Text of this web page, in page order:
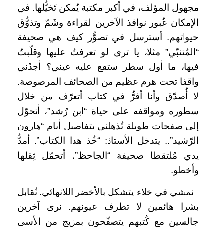
مجهول المؤلف، في أكبر مكتبة يُمكن تَخيُّلها. في
الإمكان عُبور نوافذ الآخرين لقراءة وشَمّ وتذوُّق
حيواتهم. أسترسل في تصوُّر كيف هي صحيفة
“المُتنبّي” مثلا، يا ترى لو تعرفتُ عليها وقلّبتُ
فيها، ما أول سطر ستقع عليه عيني؟ أجدُني
واقفا تحت هرم عظيم من الصحائف المرصوصة.
لا أُصدّق وأنا أفرُّ في كتاب أتعرّف من خلال
سطوره ومواقفه على حياة “ابن رُشد”، أتحوّل
إلى صفحات طويلة تُذهلني بتفاصيل أيام “هارون
الرّشيد”.. يتدخل الأستاذ: “خُذ هذا الكتاب”. أمدُّ
يدي مُلتقطا صحيفة “الجاحظ”، أتحمّل ثِقلها
وأخطو.
نمشي في خلاء يتشكل بالأخضر اللانهائي. نُقابل
بشرا هائمين لا تطرف عيونهم. نرى آخرين
جالسين مع كُتبهم يتصفّحون بمزيج من الأسى